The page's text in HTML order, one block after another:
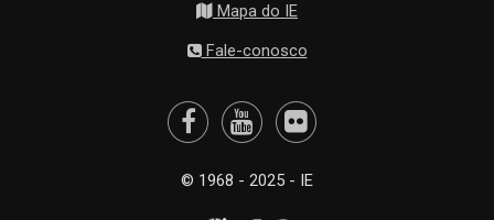
Mapa do IE
Fale-conosco
© 1968 - 2025 - IE